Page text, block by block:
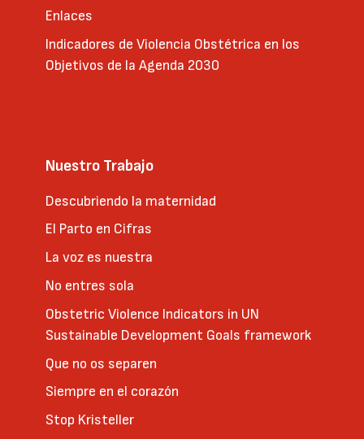
Enlaces
Indicadores de Violencia Obstétrica en los
Objetivos de la Agenda 2030
Nuestro Trabajo
Descubriendo la maternidad
El Parto en Cifras
La voz es nuestra
No entres sola
Obstetric Violence Indicators in UN
Sustainable Development Goals framework
Que no os separen
Siempre en el corazón
Stop Kristeller